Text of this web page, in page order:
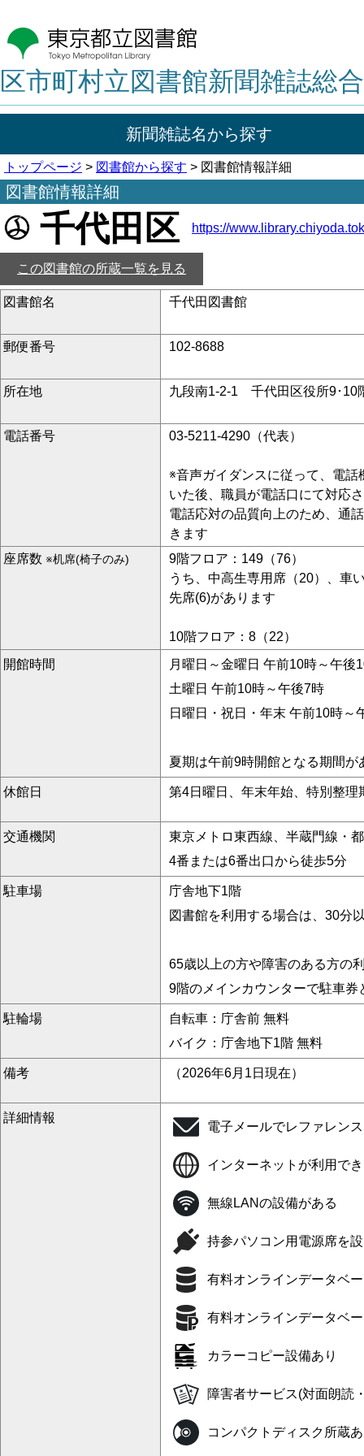
区市町村立図書館新聞雑誌総
新聞雑誌名から探す
トップページ > 図書館から探す > 図書館情報詳細
図書館情報詳細
千代田区 https://
この図書館の所蔵一覧を見る
図書館名 千代田図書館
郵便番号 102-8688
所在地 九段南1‐2‐1 千代田区役所9･10
電話番号 03-5211-4290（代表）
※音声ガイダンスに従って、電
いた後、職員が電話口にて対応
電話応対の品質向上のため、通
きます
座席数 ※机席(椅子のみ)
9階フロア：149（76）
うち、中高生専用席（20）、車
先席(6)があります
10階フロア：8（22）
開館時間
月曜日～金曜日 午前10時～午後
土曜日 午前10時～午後7時
日曜日・祝日・年末 午前10時～
夏期は午前9時開館となる期間が
休館日 第4日曜日、年末年始、特別整理
交通機関
東京メトロ東西線、半蔵門線・
4番または6番出口から徒歩5分
駐車場
庁舎地下1階
図書館を利用する場合は、30分
65歳以上の方や障害のある方の
9階のメインカウンターで駐車
駐輪場
自転車：庁舎前 無料
バイク：庁舎地下1階 無料
備考 （2026年6月1日現在）
詳細情報
電子メールでレファレン
インターネットが利用で
無線LANの設備がある
持参パソコン用電源席を
有料オンラインデータベ
有料オンラインデータベ
カラーコピー設備あり
障害者サービス(対面朗読
コンパクトディスク所蔵